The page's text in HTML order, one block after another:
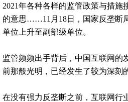
2021年各种各样的监管政策与措施
的意思……11月18日，国家反垄断
单位上升至副部级单位。
监管频频出手背后，中国互联网的
前那般光明，已经发生了较为深刻
在没有强力反垄断之前，互联网行